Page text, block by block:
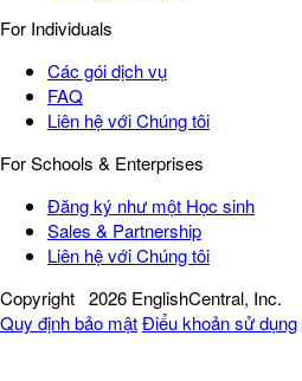
For Individuals
Các gói dịch vụ
FAQ
Liên hệ với Chúng tôi
For Schools & Enterprises
Đăng ký như một Học sinh
Sales & Partnership
Liên hệ với Chúng tôi
Copyright 2026 EnglishCentral, Inc.
Quy định bảo mậtĐiểu khoản sử dụng